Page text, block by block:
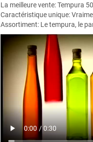
La meilleure vente:Tempura
Caractéristique unique:
Assortiment: Le tempura, le